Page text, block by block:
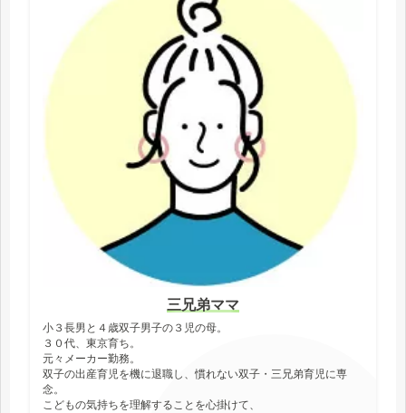
o
e a
n
k
三兄弟ママ
小３長男と４歳双子男子の３児の母。
３０代、東京育ち。
元々メーカー勤務。
双子の出産育児を機に退職し、慣れない双子・三兄弟育児に専
念。
こどもの気持ちを理解することを心掛けて、